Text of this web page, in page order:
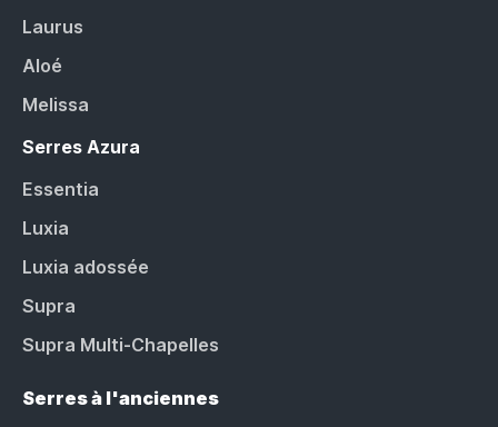
Laurus
Aloé
Melissa
Serres Azura
Essentia
Luxia
Luxia adossée
Supra
Supra Multi-Chapelles
Serres à l'anciennes